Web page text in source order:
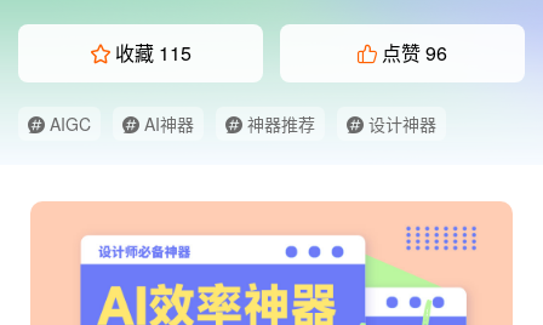
收藏 115 点赞96
AIGC AI神器 神器推荐 设计神器